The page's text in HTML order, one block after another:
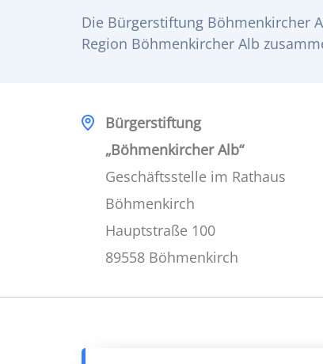
Die Bürgerstiftung Böhmenkircher
Region Böhmenkircher Alb
Bürgerstiftung
„Böhmenkircher Alb“
Geschäftsstelle im Rathaus
Böhmenkirch
Hauptstraße 100
89558 Böhmenkirch